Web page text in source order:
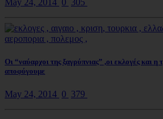
Οι “ναύαρχοι της ξαγρύπνιας” ,οι εκλογές και
αποφύγουμε
May 24, 2014 0 379